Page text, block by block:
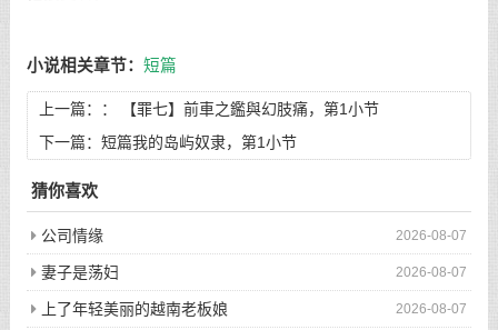
小说相关章节： 短篇
上一篇：：
【罪七】前車之鑑與幻肢痛，第1小节
下一篇： 短篇我的岛屿奴隶，第1小节
猜你喜欢
2026-08-07
公司情缘
2026-08-07
妻子是荡妇
2026-08-07
上了年轻美丽的越南老板娘